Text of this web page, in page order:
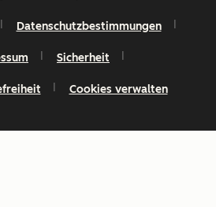
Datenschutzbestimmungen
Sicherheit
Cookies verwalten